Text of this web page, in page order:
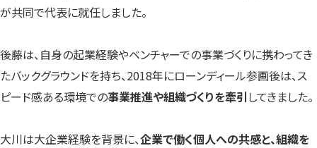
が共同で代表に就任しました。
後藤は、自身の起業経験やベンチャーでの事業づくりに携わってき
たバックグラウンドを持ち、2018年にローンディール参画後は、ス
ピード感ある環境での事業推進や組織づくりを牽引してきました。
大川は大企業経験を背景に、企業で働く個人への共感と、組織を